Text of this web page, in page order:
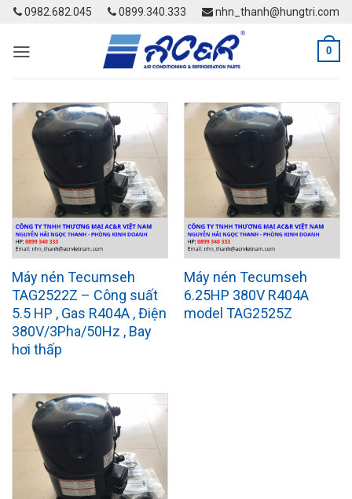
Skip
content
0982.682.045 0899.340.333 nhn_thanh@hungtri.com
0
Máy nén Tecumseh
TAG2522Z – Công suất
5.5 HP , Gas R404A , Điện
380V/3Pha/50Hz , Bay
hơi thấp
Máy nén Tecumseh
6.25HP 380V R404A
model TAG2525Z